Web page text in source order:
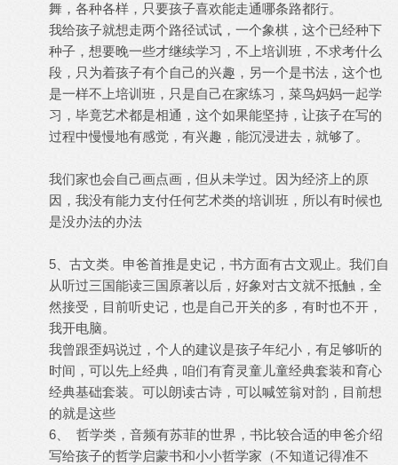
舞，各种各样，只要孩子喜欢能走通哪条路都行。
我给孩子就想走两个路径试试，一个象棋，这个已经种下
种子，想要晚一些才继续学习，不上培训班，不求考什么
段，只为着孩子有个自己的兴趣，另一个是书法，这个也
是一样不上培训班，只是自己在家练习，菜鸟妈妈一起学
习，毕竟艺术都是相通，这个如果能坚持，让孩子在写的
过程中慢慢地有感觉，有兴趣，能沉浸进去，就够了。
我们家也会自己画点画，但从未学过。因为经济上的原
因，我没有能力支付任何艺术类的培训班，所以有时候也
是没办法的办法
5、古文类。申爸首推是史记，书方面有古文观止。我们自
从听过三国能读三国原著以后，好象对古文就不抵触，全
然接受，目前听史记，也是自己开关的多，有时也不开，
我开电脑。
我曾跟歪妈说过，个人的建议是孩子年纪小，有足够听的
时间，可以先上经典，咱们有育灵童儿童经典套装和育心
经典基础套装。可以朗读古诗，可以喊笠翁对韵，目前想
的就是这些
6、 哲学类，音频有苏菲的世界，书比较合适的申爸介绍
写给孩子的哲学启蒙书和小小哲学家（不知道记得准不